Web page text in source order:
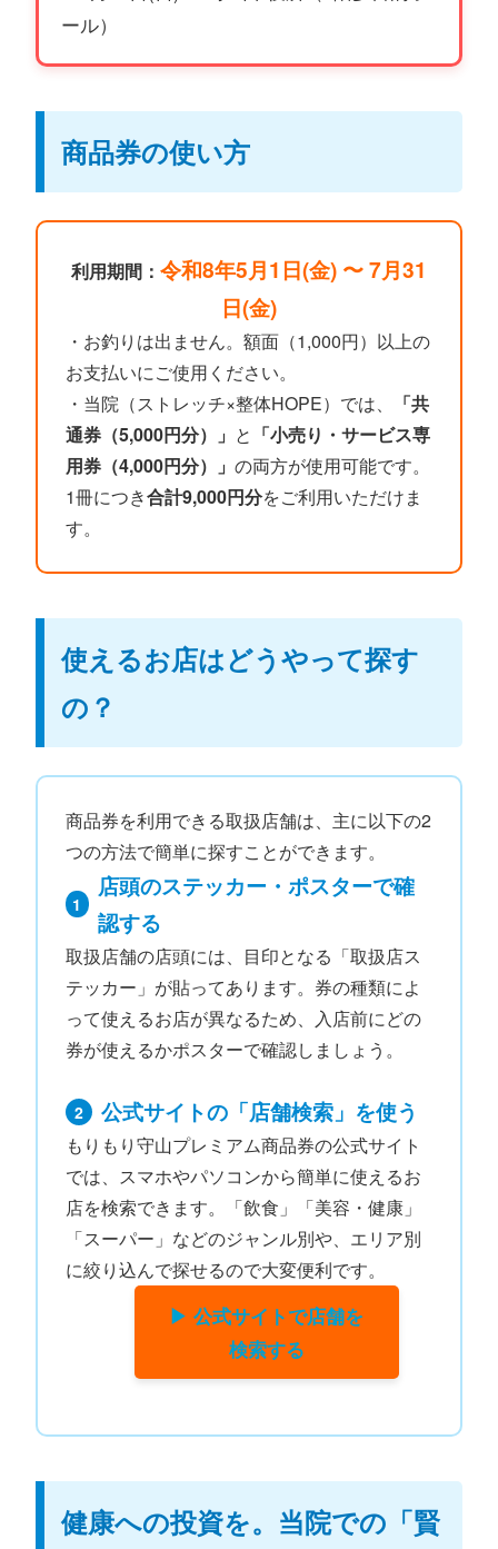
ール）
商品券の使い方
利用期間： 令和8年5月1日(金) 〜 7月31
日(金)
・お釣りは出ません。額面（1,000円）以上の
お支払いにご使用ください。
・当院（ストレッチ×整体HOPE）では、
「共
通券（5,000円分）」 と 「小売り・サービス専
用券（4,000円分）」 の両方が使用可能です。
1冊につき合計9,000円分をご利用いただけま
す。
使えるお店はどうやって探す
の？
商品券を利用できる取扱店舗は、主に以下の2
つの方法で簡単に探すことができます。
1
店頭のステッカー・ポスターで確
認する
取扱店舗の店頭には、目印となる「取扱店ス
テッカー」が貼ってあります。券の種類によ
って使えるお店が異なるため、入店前にどの
券が使えるかポスターで確認しましょう。
2 公式サイトの「店舗検索」を使う
もりもり守山プレミアム商品券の公式サイト
では、スマホやパソコンから簡単に使えるお
店を検索できます。「飲食」「美容・健康」
「スーパー」などのジャンル別や、エリア別
に絞り込んで探せるので大変便利です。
▶ 公式サイトで店舗を
検索する
健康への投資を。当院での「賢